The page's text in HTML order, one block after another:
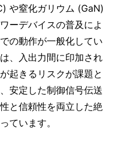
や窒化ガリウム (GaN)
ーデバイスの普及によ
の動作が一般化してい
、入出力間に印加され
起きるリスクが課題と
安定した制御信号伝送
と信頼性を両立した絶
ています。